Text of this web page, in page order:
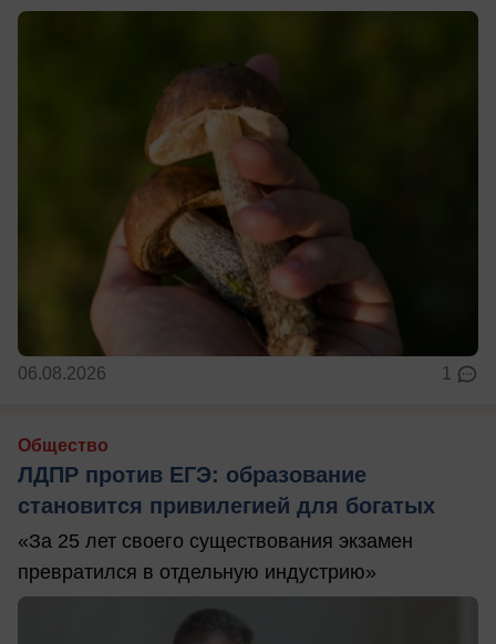
06.08.2026 1
Общество
ЛДПР против ЕГЭ: образование
становится привилегией для богатых
«За 25 лет своего существования экзамен
превратился в отдельную индустрию»